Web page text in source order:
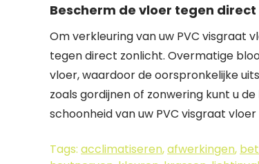
Bescherm de vloer tegen
Om verkleuring van uw PVC visgraat
tegen direct zonlicht. Overmatige
vloer, waardoor de oorspronkelijke
zoals gordijnen of zonwering kunt u
schoonheid van uw PVC visgraat
Tags: acclimatiseren,afwerkingen,